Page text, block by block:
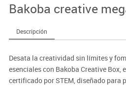
Bakoba creative
Descripción
Desata la creatividad sin límites y
esenciales con Bakoba Creative Box,
certificado por STEM, diseñado para